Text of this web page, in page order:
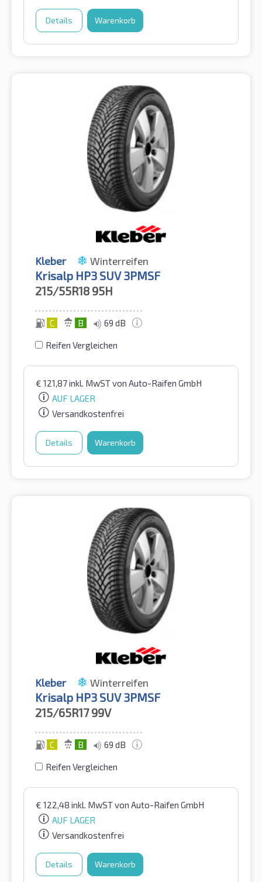
Details Warenkorb
Kleber Winterreifen
Krisalp HP3 SUV 3PMSF
215/55R18 95H
C B 69 dB
Reifen Vergleichen
€ 121,87inkl. MwSTvon Auto-Raifen GmbH
AUF LAGER
Versandkostenfrei
Details Warenkorb
Kleber Winterreifen
Krisalp HP3 SUV 3PMSF
215/65R17 99V
C B 69 dB
Reifen Vergleichen
€ 122,48 inkl. MwSTvon Auto-Raifen GmbH
AUF LAGER
Versandkostenfrei
Details Warenkorb